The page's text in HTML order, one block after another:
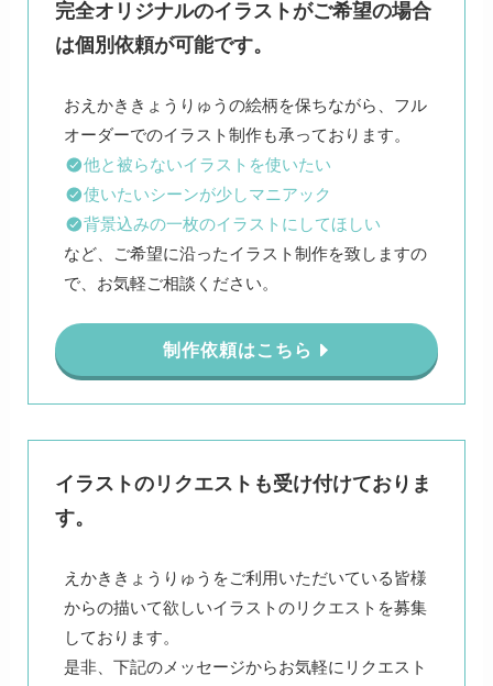
完全オリジナルのイラストがご希望の場合
は個別依頼が可能です。
おえかききょうりゅうの絵柄を保ちながら、フル
他と被らないイラストを使いたい
使いたいシーンが少しマニアック
背景込みの一枚のイラストにしてほしい
など、ご希望に沿ったイラスト制作を致しますの
で、お気軽ご相談ください。
制作依頼はこちら
イラストのリクエストも受け付けておりま
す。
えかききょうりゅうをご利用いただいている皆様
からの描いて欲しいイラストのリクエストを募集
しております。
是非、下記のメッセージからお気軽にリクエスト